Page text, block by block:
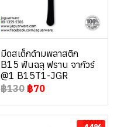
มีดสเต็กด้ามพลาสติก
B15 ฟันฉลุ ฟราน จากัวร์
@1 B15T1-JGR
฿130 ฿70